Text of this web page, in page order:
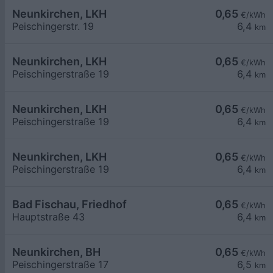
0,65 €/kWh
6,4 km
Neunkirchen, LKH
Peischingerstr. 19
0,65 €/kWh
6,4 km
Neunkirchen, LKH
Peischingerstraße 19
0,65 €/kWh
6,4 km
Neunkirchen, LKH
Peischingerstraße 19
0,65 €/kWh
6,4 km
Neunkirchen, LKH
Peischingerstraße 19
0,65 €/kWh
6,4 km
Bad Fischau, Friedhof
Hauptstraße 43
0,65 €/kWh
6,5 km
Neunkirchen, BH
Peischingerstraße 17